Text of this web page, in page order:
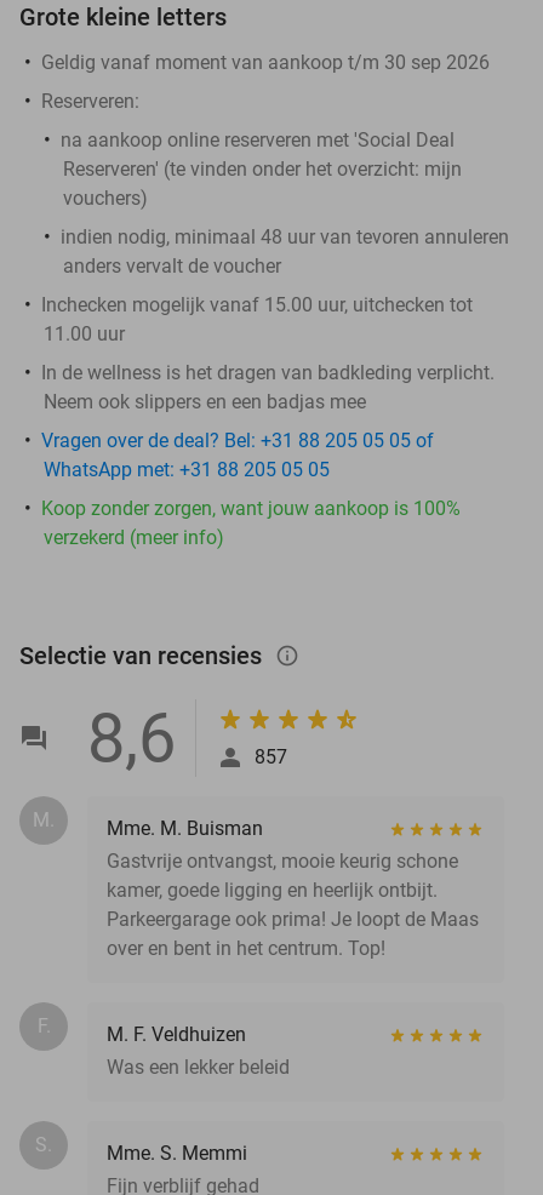
Grote kleine letters
Geldig vanaf moment van aankoop t/m 30 sep 2026
Reserveren:
na aankoop online reserveren met 'Social Deal
Reserveren' (te vinden onder het overzicht: mijn
vouchers)
indien nodig, minimaal 48 uur van tevoren annuleren
anders vervalt de voucher
Inchecken mogelijk vanaf 15.00 uur, uitchecken tot
11.00 uur
In de wellness is het dragen van badkleding verplicht.
Neem ook slippers en een badjas mee
Vragen over de deal? Bel: +31 88 205 05 05 of
WhatsApp met: +31 88 205 05 05
Koop zonder zorgen, want jouw aankoop is 100%
verzekerd (meer info)
Selectie van recensies info_outlined
8,6 857
M.
Mme. M. Buisman
Gastvrije ontvangst, mooie keurig schone
kamer, goede ligging en heerlijk ontbijt.
Parkeergarage ook prima! Je loopt de Maas
over en bent in het centrum. Top!
F.
M. F. Veldhuizen
Was een lekker beleid
S.
Mme. S. Memmi
Fijn verblijf gehad